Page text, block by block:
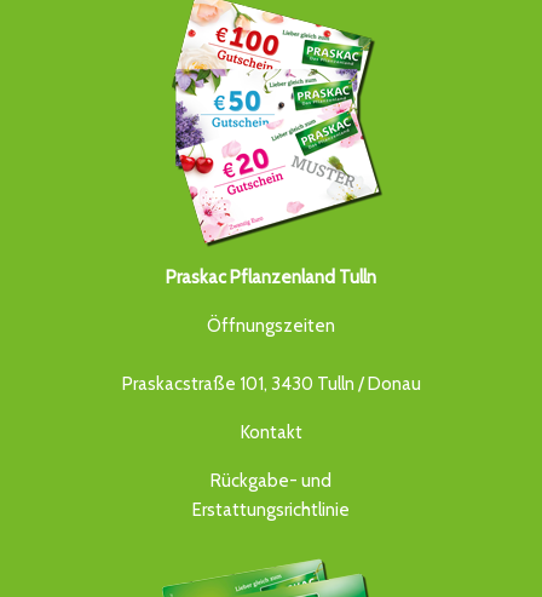
Praskac Pflanzenland Tulln
Öffnungszeiten
Praskacstraße 101, 3430 Tulln / Donau
Kontakt
Rückgabe- und
Erstattungsrichtlinie